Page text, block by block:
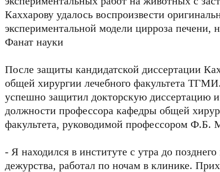
Каххарову удалось воспроизвести
экспериментальной модели цирроза
Фанат науки
После защиты кандидатской диссертации
общей хирургии лечебного факультета
успешно защитил докторскую диссертацию и
должности профессора кафедры общей
факультета, руководимой профессором Ф.Б.
- Я находился в институте с утра до
дежурства, работал по ночам в клинике.